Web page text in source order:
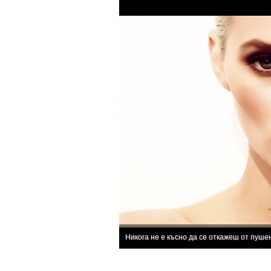
Никога не е късно да се откажеш от